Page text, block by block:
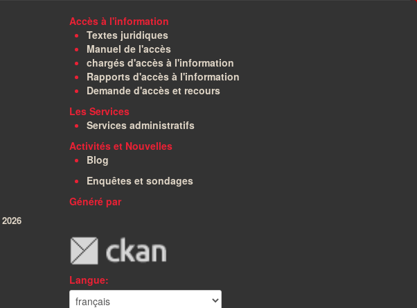
2026
Accès à l'information
Textes juridiques
Manuel de l'accès
chargés d'accès à l'information
Rapports d'accès à l'information
Demande d'accès et recours
Les Services
Services administratifs
Activités et Nouvelles
Blog
Enquêtes et sondages
Généré par
Langue